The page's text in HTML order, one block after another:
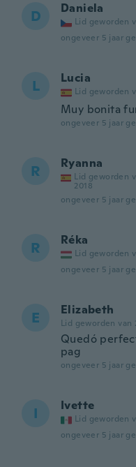
D Daniela
Lid geworden
ongeveer 5 jaar
L Lucia
Lid geworden
Muy bonita
ongeveer 5 jaar
R Ryanna
Lid geworden
2018
ongeveer 5 jaar
R Réka
Lid geworden
ongeveer 5 jaar
E Elizabeth
Lid geworden van
Quedó
pag
ongeveer 5 jaar
I Ivette
Lid geworden
ongeveer 5 jaar